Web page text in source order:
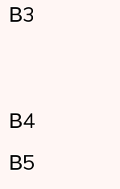
В3
В4
В5